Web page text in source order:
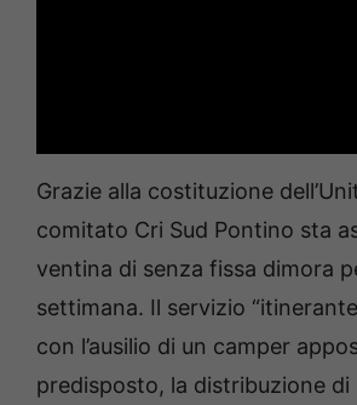
Grazie alla costituzione
comitato Cri Sud Pontino sta
ventina di senza fissa dimora
settimana. Il servizio
con l’ausilio di un camper
predisposto, la distribuzione di